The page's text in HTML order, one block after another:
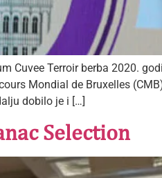
Cuvee Terroir berba 2020.
Mondial de Bruxelles
dobilo je i […]
Selection